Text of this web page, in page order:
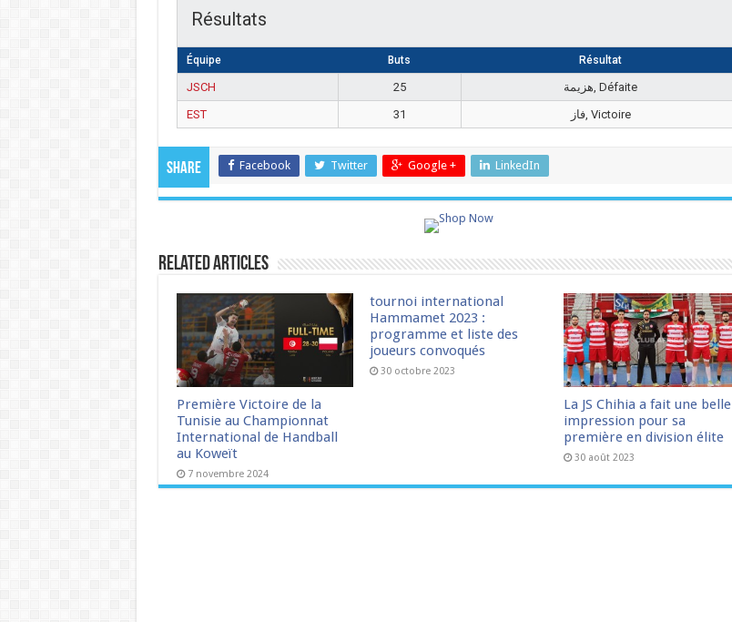
Résultats
Équipe Buts Résultat
JSCH 25
هزيمة, Défaite
EST
31 فاز, Victoire
Share Facebook Twitter Google + LinkedIn
Related Articles
Première Victoire de la
Tunisie au Championnat
International de Handball
au Koweït
7 novembre 2024
tournoi international
Hammamet 2023 :
programme et liste des
joueurs convoqués
30 octobre 2023
La JS Chihia a fait une belle
impression pour sa
première en division élite
30 août 2023